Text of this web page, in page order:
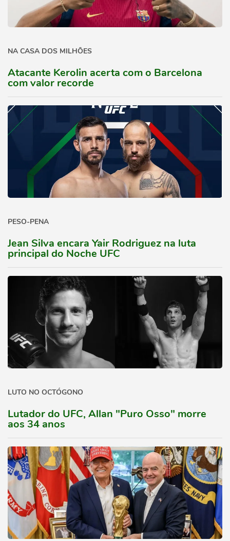
NA CASA DOS MILHÕES
Atacante Kerolin acerta com o Barcelona
com valor recorde
PESO-PENA
Jean Silva encara Yair Rodriguez na luta
principal do Noche UFC
LUTO NO OCTÓGONO
Lutador do UFC, Allan "Puro Osso" morre
aos 34 anos